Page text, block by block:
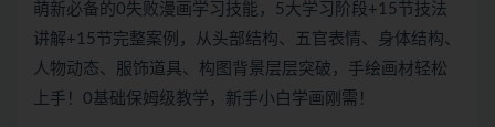
萌新必备的0失败漫画学习技能，5大学习阶段+15节技法
讲解+15节完整案例，从头部结构、五官表情、身体结构、
人物动态、服饰道具、构图背景层层突破，手绘画材轻松
上手！0基础保姆级教学，新手小白学画刚需！